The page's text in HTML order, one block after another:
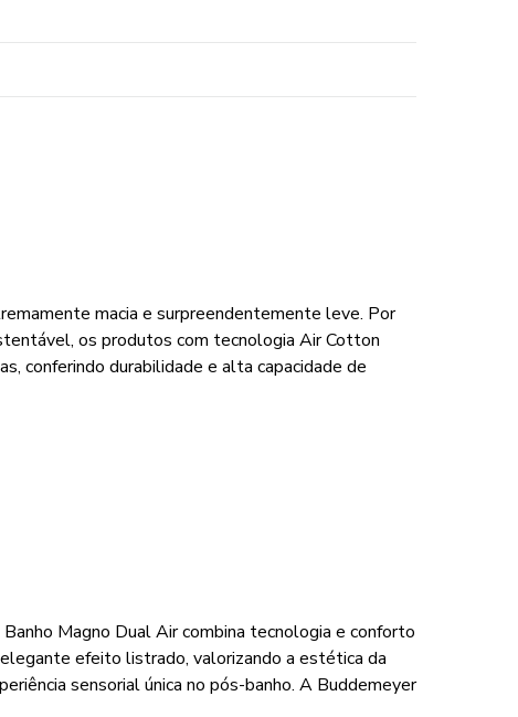
macia e surpreendentemente leve. Por
os produtos com tecnologia Air Cotton
conferindo durabilidade e alta capacidade de
Magno Dual Air combina tecnologia e conforto
efeito listrado, valorizando a estética da
sensorial única no pós-banho. A Buddemeyer